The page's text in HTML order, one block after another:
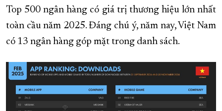
TÀU - XE - MÁY BAY
KỶ NIỆM 370 NĂM XÂY DỰNG VÀ PHÁT TRIỂN TỈNH KHÁNH HÒA
KHOẢNH KHẮC ĐẸP XỨ TRẦM
ĐẠI HỘI ĐẢNG CÁC CẤP TRANG CHỦ VỀ BÁO KHÁNH HÒA
Top 500 ngân hàng có giá trị thương hiệu lớn nhất
toàn cầu năm 2025. Đáng chú ý, năm nay, Việt Nam
có 13 ngân hàng góp mặt trong danh sách.